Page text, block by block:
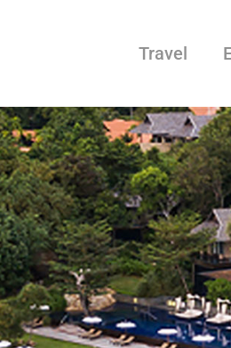
Travel